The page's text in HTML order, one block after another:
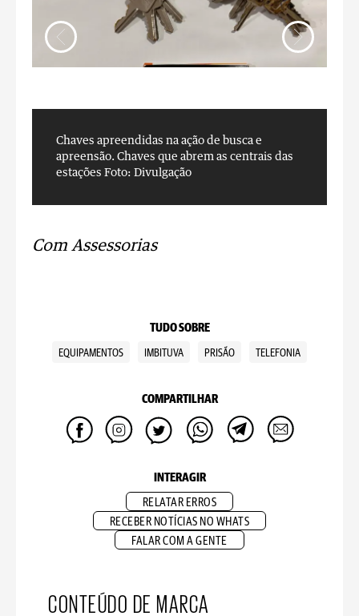
Chaves apreendidas na ação de busca e
apreensão. Chaves que abrem as centrais das
estações Foto: Divulgação
Com Assessorias
TUDO SOBRE
EQUIPAMENTOS IMBITUVA PRISÃO TELEFONIA
COMPARTILHAR
INTERAGIR
RELATAR ERROS
RECEBER NOTÍCIAS NO WHATS
FALAR COM A GENTE
CONTEÚDO DE MARCA